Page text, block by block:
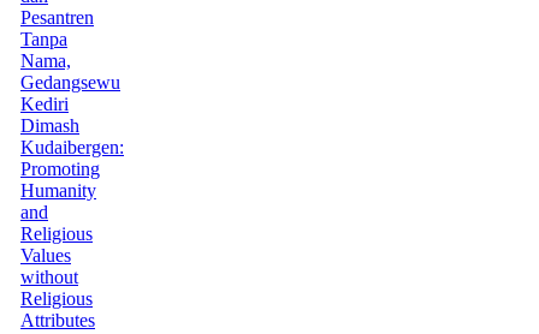
Pesantren
Tanpa
Nama,
Gedangsewu
Kediri
Dimash
Kudaibergen:
Promoting
Humanity
and
Religious
Values
without
Religious
Attributes